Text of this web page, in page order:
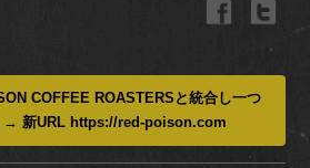
COFFEE ROASTERSと統合し一つ
→ 新URL https://red-poison.com